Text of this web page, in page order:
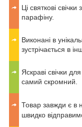
Ці святкові
парафіну.
Виконані в
зустрічається в
Яскраві свічки
самий скромний.
Товар завжди є в
швидко